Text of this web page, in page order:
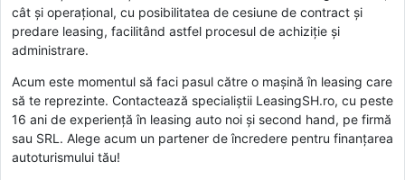
cât și operațional, cu posibilitatea de cesiune de contract și
predare leasing, facilitând astfel procesul de achiziție și
administrare.
Acum este momentul să faci pasul către o mașină în leasing care
să te reprezinte. Contactează specialiștii LeasingSH.ro, cu peste
16 ani de experiență în leasing auto noi și second hand, pe firmă
sau SRL. Alege acum un partener de încredere pentru finanțarea
autoturismului tău!